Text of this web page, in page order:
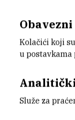
Kolačići koji
u postavkama
Služe za